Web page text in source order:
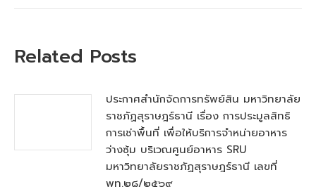
Related Posts
ประกาศสำนักจัดการทรัพย์สิน มหาวิทยาลัย
ราชภัฏสุราษฎร์ธานี เรื่อง การประมูลสิทธิ
การเช่าพื้นที่ เพื่อให้บริการจำหน่ายอาหาร
ว่างซุ้ม บริเวณศูนย์อาหาร SRU
มหาวิทยาลัยราชภัฏสุราษฎร์ธานี เลขที่
พท.๒๘/๒๕๖๙